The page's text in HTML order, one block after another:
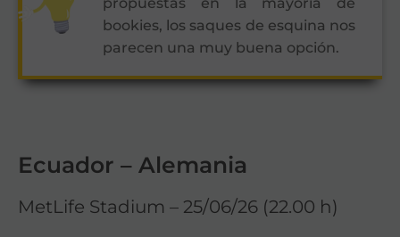
bookies, los saques de esquina nos
parecen una muy buena opción.
Ecuador – Alemania
MetLife Stadium – 25/06/26 (22.00 h)